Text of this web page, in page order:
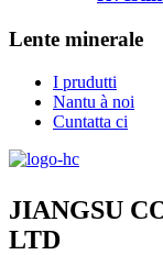
Lente minerale
I prudutti
Nantu à noi
Cuntatta ci
JIANGSU
LTD